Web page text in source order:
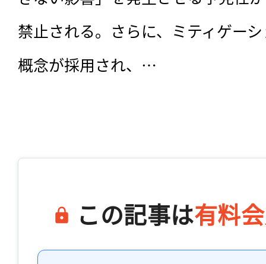
禁止される。さらに、ミティゲー
概念が採用され、…
この記事は有料